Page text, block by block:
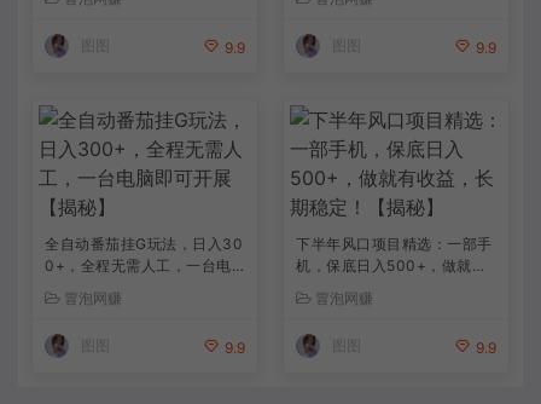
落地
9.9
流程变现，解锁精选独家收益
9.9
全自动番茄挂G玩法，日入30
0+，全程无需人工，一台电
脑即可开展【揭秘】
冒泡网赚
9.9
下半年风口项目精选：一部手
机，保底日入500+，做就有
收益，长期稳定！【揭秘】
冒泡网赚
9.9